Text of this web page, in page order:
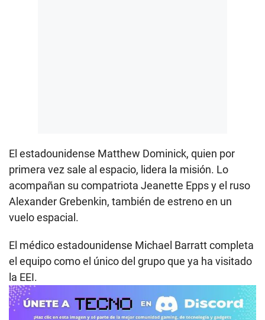
El estadounidense Matthew Dominick, quien por
primera vez sale al espacio, lidera la misión. Lo
acompañan su compatriota Jeanette Epps y el ruso
Alexander Grebenkin, también de estreno en un
vuelo espacial.
El médico estadounidense Michael Barratt completa
el equipo como el único del grupo que ya ha visitado
la EEI.